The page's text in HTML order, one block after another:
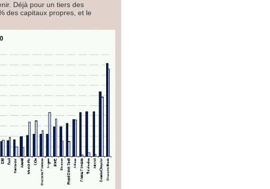
Déjà pour un tiers des
des capitaux propres, et le